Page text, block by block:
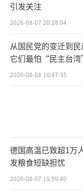
引发关注
2026-08-07 20:28:04
从国民党的变迁到民
它们最怕“民主台
2026-08-08 10:47:35
德国高温已致超1万
发粮食短缺担忧
2026-08-07 15:59:40